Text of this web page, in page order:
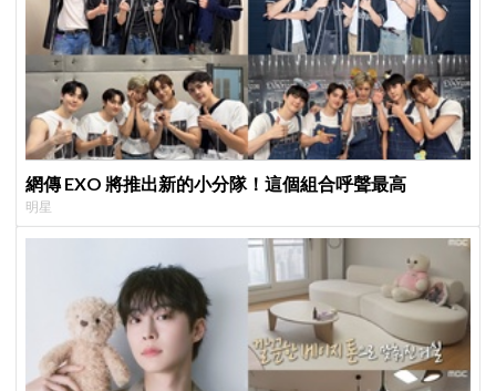
網傳 EXO 將推出新的小分隊！這個組合呼聲最高
明星